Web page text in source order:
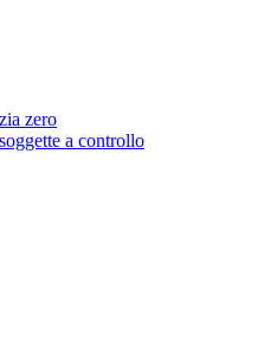
zero
a controllo